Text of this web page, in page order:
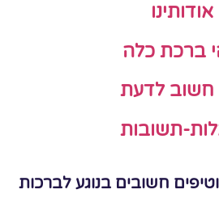
אודותינו
ברכת כלה
לדעת
תשובות
חשובים בנוגע לברכות